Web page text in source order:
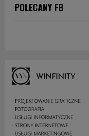
POLECANY FB